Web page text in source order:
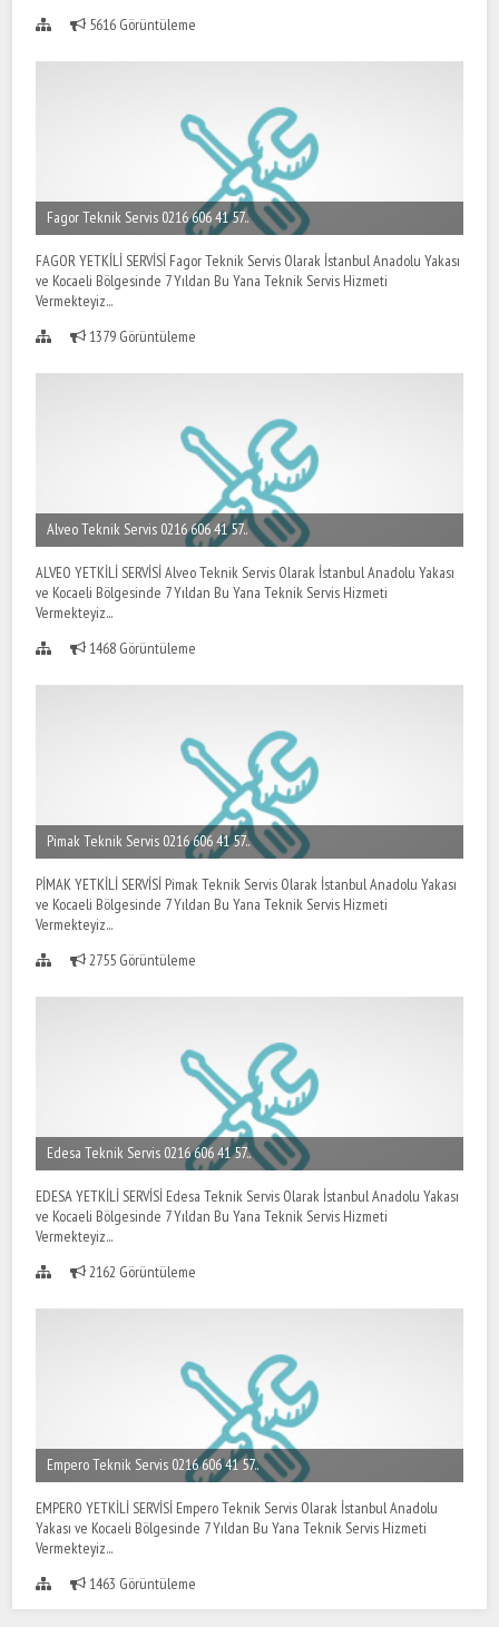
5616 Görüntüleme
Fagor Teknik Servis 0216 606 41 57..
FAGOR YETKİLİ SERVİSİ Fagor Teknik Servis Olarak İstanbul Anadolu Yakası
ve Kocaeli Bölgesinde 7 Yıldan Bu Yana Teknik Servis Hizmeti
Vermekteyiz...
1379 Görüntüleme
Alveo Teknik Servis 0216 606 41 57..
ALVEO YETKİLİ SERVİSİ Alveo Teknik Servis Olarak İstanbul Anadolu Yakası
ve Kocaeli Bölgesinde 7 Yıldan Bu Yana Teknik Servis Hizmeti
Vermekteyiz...
1468 Görüntüleme
Pimak Teknik Servis 0216 606 41 57..
PİMAK YETKİLİ SERVİSİ Pimak Teknik Servis Olarak İstanbul Anadolu Yakası
ve Kocaeli Bölgesinde 7 Yıldan Bu Yana Teknik Servis Hizmeti
Vermekteyiz...
2755 Görüntüleme
Edesa Teknik Servis 0216 606 41 57..
EDESA YETKİLİ SERVİSİ Edesa Teknik Servis Olarak İstanbul Anadolu Yakası
ve Kocaeli Bölgesinde 7 Yıldan Bu Yana Teknik Servis Hizmeti
Vermekteyiz...
2162 Görüntüleme
Empero Teknik Servis 0216 606 41 57..
EMPERO YETKİLİ SERVİSİ Empero Teknik Servis Olarak İstanbul Anadolu
Yakası ve Kocaeli Bölgesinde 7 Yıldan Bu Yana Teknik Servis Hizmeti
Vermekteyiz...
1463 Görüntüleme